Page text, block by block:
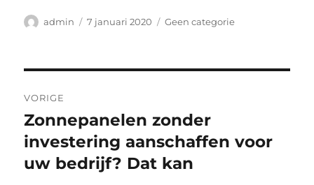
Auteur
admin
Geplaatst
7 januari 2020 Categorieën
Geen categorie
navigatie
VORIGE
Vorig
bericht:
Zonnepanelen zonder
investering aanschaffen voor
uw bedrijf? Dat kan